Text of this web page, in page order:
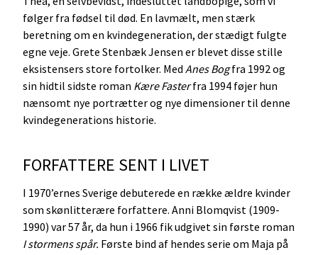
følger fra fødsel til død. En lavmælt, men stærk
beretning om en kvindegeneration, der stædigt fulgte
egne veje. Grete Stenbæk Jensen er blevet disse stille
eksistensers store fortolker. Med Anes Bogfra 1992 og
sin hidtil sidste roman Kære Fasterfra 1994 føjer hun
nænsomt nye portrætter og nye dimensioner til denne
kvindegenerations historie.
FORFATTERE SENT I LIVET
I 1970’ernes Sverige debuterede en række ældre kvinder
som skønlitterære forfattere. Anni Blomqvist (1909-
1990) var 57 år, da hun i 1966 fik udgivet sin første roman
I stormens spår. Første bind af hendes serie om Maja på